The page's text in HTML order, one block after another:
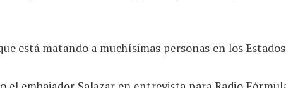
está matando a muchísimas personas en los